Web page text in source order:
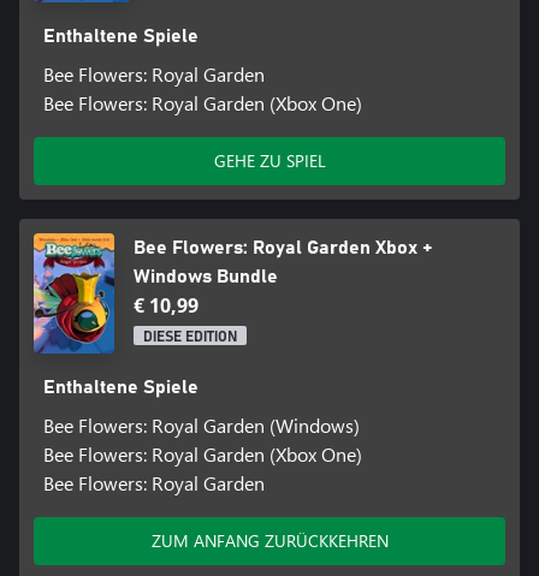
Enthaltene Spiele
Bee Flowers: Royal Garden
Bee Flowers: Royal Garden (Xbox One)
GEHE ZU SPIEL
Bee Flowers: Royal Garden Xbox +
Windows Bundle
€ 10,99
DIESE EDITION
Enthaltene Spiele
Bee Flowers: Royal Garden (Windows)
Bee Flowers: Royal Garden (Xbox One)
Bee Flowers: Royal Garden
ZUM ANFANG ZURÜCKKEHREN